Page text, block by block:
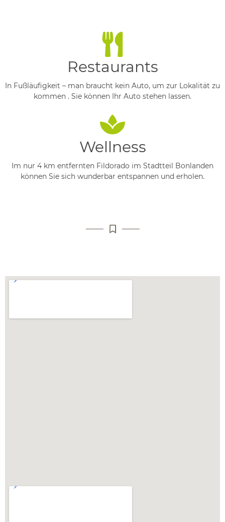
Restaurants
In Fußläufigkeit – man braucht kein Auto, um zur Lokalität zu
kommen . Sie können Ihr Auto stehen lassen.
Wellness
Im nur 4 km entfernten Fildorado im Stadtteil Bonlanden
können Sie sich wunderbar entspannen und erholen.